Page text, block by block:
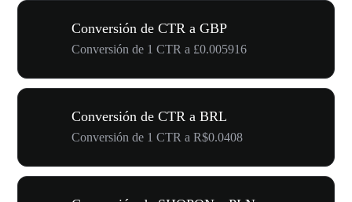
Conversión de CTR a GBP
Conversión de 1 CTR a £0.005916
Conversión de CTR a BRL
Conversión de 1 CTR a R$0.0408